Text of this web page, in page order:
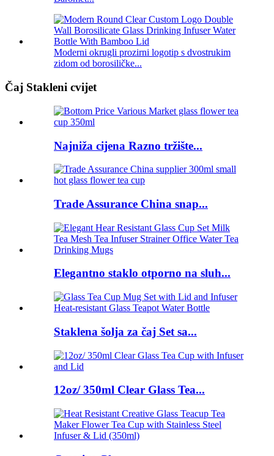
Moderni okrugli prozirni logotip s dvostrukim
zidom od borosiličke...
Čaj Stakleni cvijet
Najniža cijena Razno tržište...
Trade Assurance China snap...
Elegantno staklo otporno na sluh...
Staklena šolja za čaj Set sa...
12oz/ 350ml Clear Glass Tea...